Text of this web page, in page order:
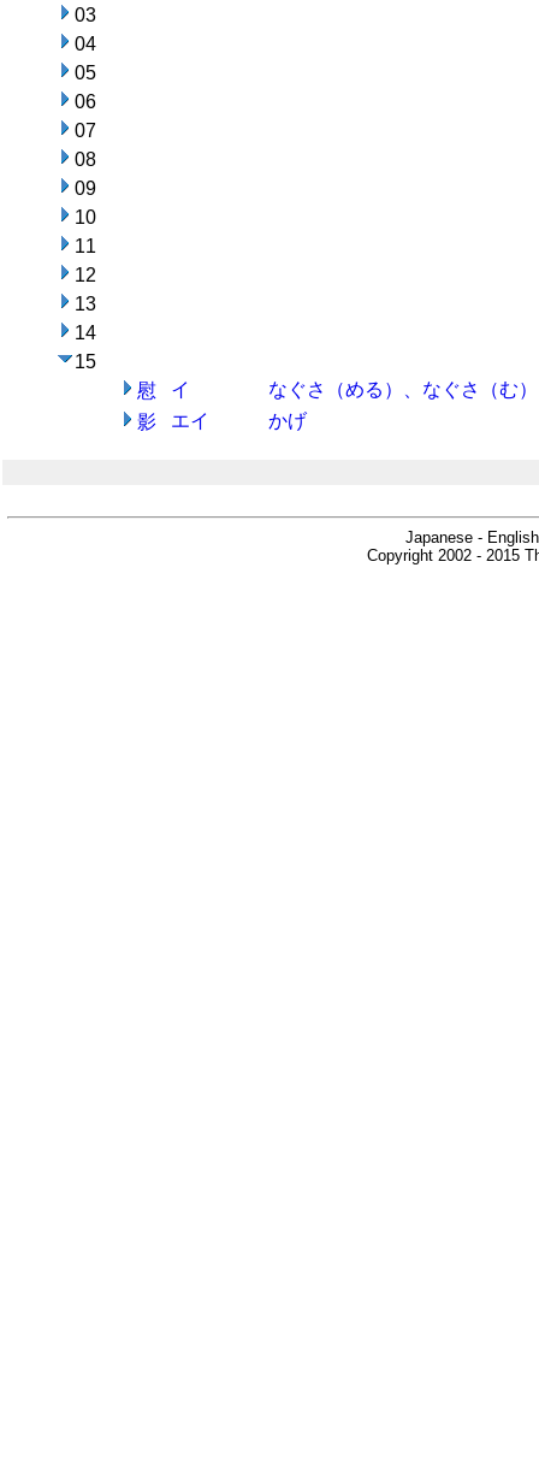
03
04
05
06
07
08
09
10
11
12
13
14
15
慰
イ
なぐさ（める）、なぐさ（む）
影
エイ かげ
Japanese -
Copyright 2002 - 2015